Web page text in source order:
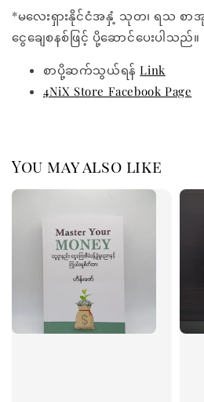
*မလေးရှားနိုင်ငံအနှံ့ သုတ၊ ရသ စာအု
ငွေချေစနစ်ဖြင့် ပို့ဆောင်ပေးပါသည်။
စာပို့ဆက်သွယ်ရန်Link
4NiX Store Facebook Page
You may also like